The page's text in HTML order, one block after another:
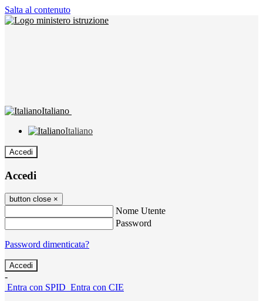
Salta al contenuto
Italiano
Italiano
Accedi
Accedi
button close ×
Nome Utente
Password
Password dimenticata?
-
Entra con SPID Entra con CIE